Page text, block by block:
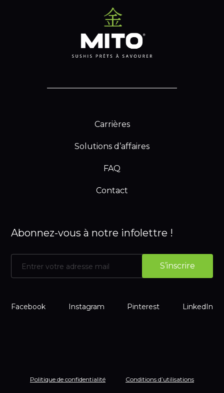
Carrières
Solutions d’affaires
FAQ
Contact
Abonnez-vous à notre infolettre !
Facebook Instagram Pinterest LinkedIn
Politique de confidentialité Conditions d’utilisations